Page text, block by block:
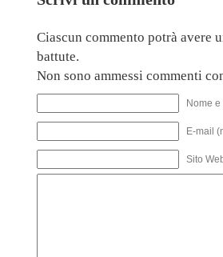
Ciascun commento potrà avere
battute.
Non sono ammessi commenti
Nome
E-mail
Sito